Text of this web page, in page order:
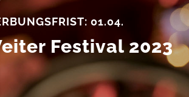
01.04.
Festival 2023